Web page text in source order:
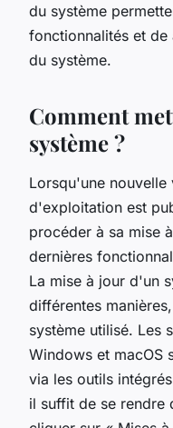
du système
fonctionnalités et
du système.
Comment
système ?
Lorsqu'une
d'exploitation est
procéder à sa mise
dernières
La mise à jour d'un
différentes
système utilisé. Les
Windows et macOS
via les outils
il suffit de se rendre